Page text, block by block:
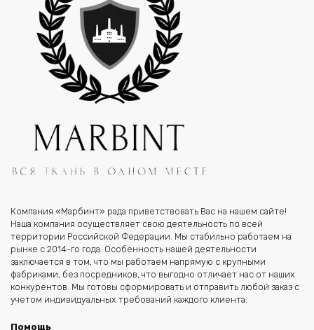
Компания «Марбинт» рада приветствовать Вас на нашем сайте!
Наша компания осуществляет свою деятельность по всей
территории Российской Федерации. Мы стабильно работаем на
рынке с 2014-го года. Особенность нашей деятельности
заключается в том, что мы работаем напрямую с крупными
фабриками, без посредников, что выгодно отличает нас от наших
конкурентов. Мы готовы сформировать и отправить любой заказ с
учетом индивидуальных требований каждого клиента.
Помощь